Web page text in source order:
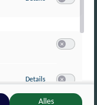
Details zu Vimeo
zu YouTube
Alles